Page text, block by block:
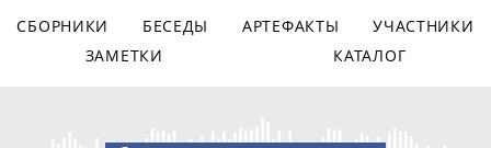
СБОРНИКИ БЕСЕДЫ АРТЕФАКТЫ
УЧАСТНИКИ
ЗАМЕТКИ
КАТАЛОГ